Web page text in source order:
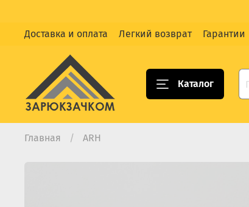
Доставка и оплата
Легкий возврат Гарантии
Каталог
Главная ARH